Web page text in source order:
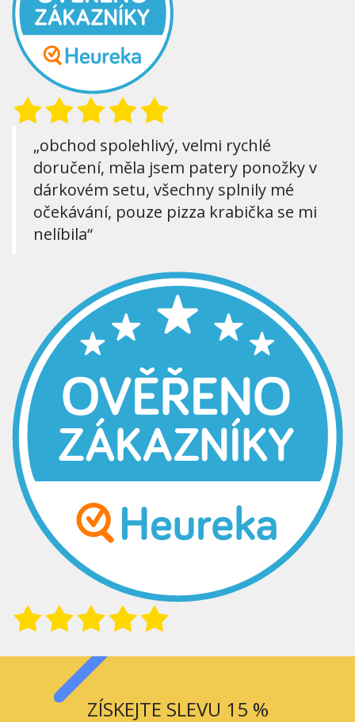
„obchod spolehlivý, velmi rychlé
doručení, měla jsem patery ponožky v
dárkovém setu, všechny splnily mé
očekávání, pouze pizza krabička se mi
nelíbila“
ZÍSKEJTE SLEVU 15 %